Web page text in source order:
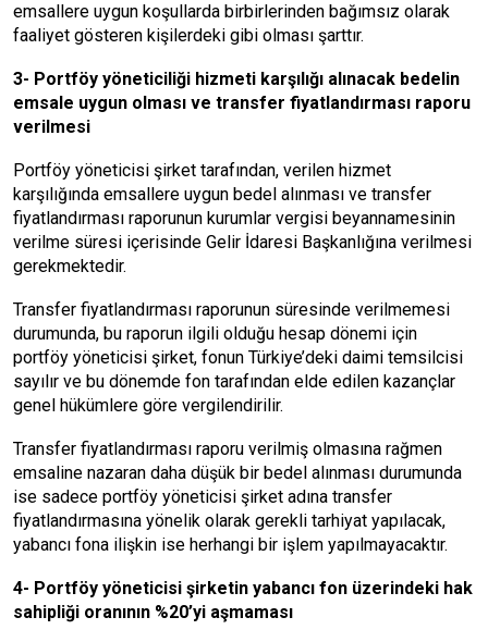
emsallere uygun koşullarda birbirlerinden bağımsız olarak
faaliyet gösteren kişilerdeki gibi olması şarttır.
3- Portföy yöneticiliği hizmeti karşılığı alınacak bedelin
emsale uygun olması ve transfer fiyatlandırması raporu
verilmesi
Portföy yöneticisi şirket tarafından, verilen hizmet
karşılığında emsallere uygun bedel alınması ve transfer
fiyatlandırması raporunun kurumlar vergisi beyannamesinin
verilme süresi içerisinde Gelir İdaresi Başkanlığına verilmesi
gerekmektedir.
Transfer fiyatlandırması raporunun süresinde verilmemesi
durumunda, bu raporun ilgili olduğu hesap dönemi için
portföy yöneticisi şirket, fonun Türkiye’deki daimi temsilcisi
sayılır ve bu dönemde fon tarafından elde edilen kazançlar
genel hükümlere göre vergilendirilir.
Transfer fiyatlandırması raporu verilmiş olmasına rağmen
emsaline nazaran daha düşük bir bedel alınması durumunda
ise sadece portföy yöneticisi şirket adına transfer
fiyatlandırmasına yönelik olarak gerekli tarhiyat yapılacak,
yabancı fona ilişkin ise herhangi bir işlem yapılmayacaktır.
4- Portföy yöneticisi şirketin yabancı fon üzerindeki hak
sahipliği oranının %20’yi aşmaması